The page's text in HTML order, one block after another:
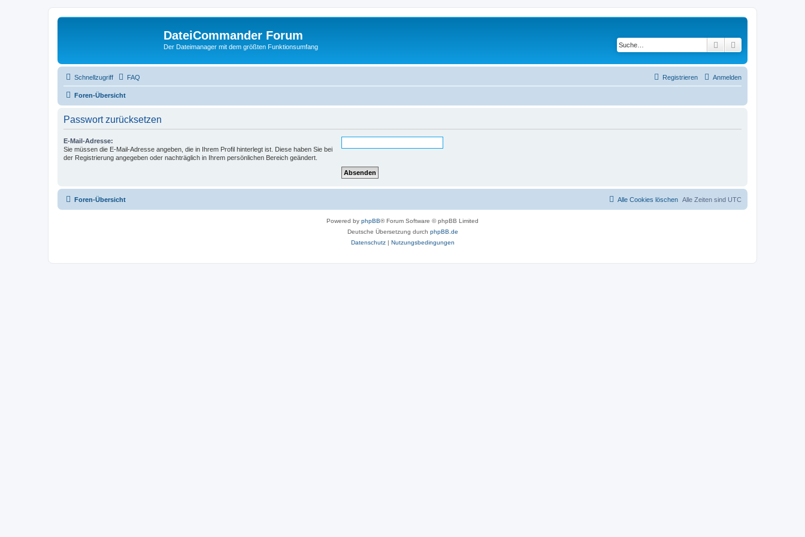
DateiCommander Forum
Der Dateimanager mit dem größten Funktionsumfang Suche
Schnellzugriff FAQ Anmelden
Registrieren
Foren-Übersicht
Passwort zurücksetzen
E-Mail-Adresse:
Sie müssen die E-Mail-Adresse angeben, die in Ihrem Profil hinterlegt ist. Diese haben Sie bei
der Registrierung angegeben oder nachträglich in Ihrem persönlichen Bereich geändert.
Foren-Übersicht Alle Zeiten sind UTC
Alle Cookies löschen
Powered by phpBB® Forum Software © phpBB Limited
Deutsche Übersetzung durch phpBB.de
Datenschutz| Nutzungsbedingungen